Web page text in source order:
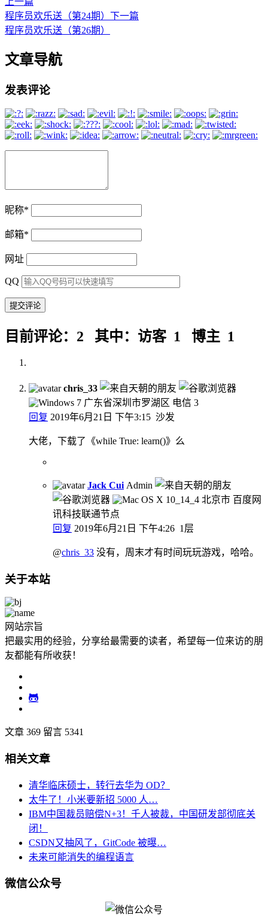
程序员欢乐送（第24期） 下一篇
程序员欢乐送（第26期）
文章导航
发表评论
昵称*
邮箱*
网址
QQ
目前评论：2 其中：访客 1 博主 1
chris_33
广东省深圳市罗湖区 电信 3
回复 2019年6月21日 下午3:15 沙发
大佬，下载了《while True: learn()》么
Jack Cui Admin
北京市 百度网
讯科技联通节点
回复 2019年6月21日 下午4:26 1层
@chris_33 没有，周末才有时间玩玩游戏，哈哈。
关于本站
网站宗旨
把最实用的经验，分享给最需要的读者，希望每一位来访的朋
友都能有所收获！
文章 369 留言 5341
相关文章
清华临床硕士，转行去华为 OD？
太牛了！小米要新招 5000 人…
IBM中国裁员赔偿N+3！千人被裁，中国研发部彻底关
闭！
CSDN又抽风了，GitCode 被曝…
未来可能消失的编程语言
微信公众号